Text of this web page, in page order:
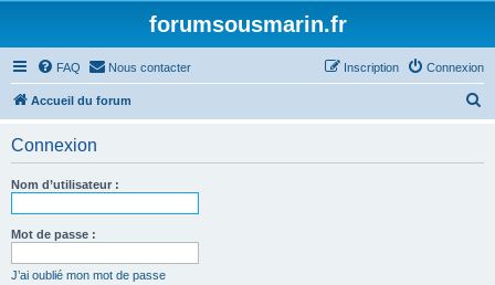
forumsousmarin.fr
FAQ Nous contacter Connexion
Inscription
Accueil du forum
Connexion
Nom d’utilisateur :
Mot de passe :
J’ai oublié mon mot de passe